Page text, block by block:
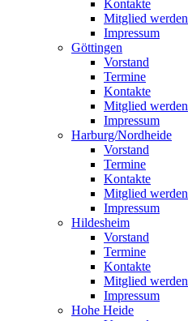
Kontakte
Mitglied werden
Impressum
Göttingen
Vorstand
Termine
Kontakte
Mitglied werden
Impressum
Harburg/Nordheide
Vorstand
Termine
Kontakte
Mitglied werden
Impressum
Hildesheim
Vorstand
Termine
Kontakte
Mitglied werden
Impressum
Hohe Heide